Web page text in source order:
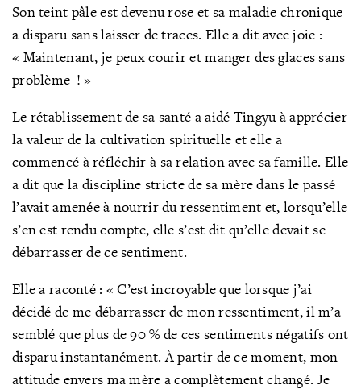
Son teint pâle est devenu rose et sa maladie chronique
a disparu sans laisser de traces. Elle a dit avec joie :
« Maintenant, je peux courir et manger des glaces sans
problème ! »
Le rétablissement de sa santé a aidé Tingyu à apprécier
la valeur de la cultivation spirituelle et elle a
commencé à réfléchir à sa relation avec sa famille. Elle
a dit que la discipline stricte de sa mère dans le passé
l’avait amenée à nourrir du ressentiment et, lorsqu’elle
s’en est rendu compte, elle s’est dit qu’elle devait se
débarrasser de ce sentiment.
Elle a raconté : « C’est incroyable que lorsque j’ai
décidé de me débarrasser de mon ressentiment, il m’a
semblé que plus de 90 % de ces sentiments négatifs ont
disparu instantanément. À partir de ce moment, mon
attitude envers ma mère a complètement changé. Je